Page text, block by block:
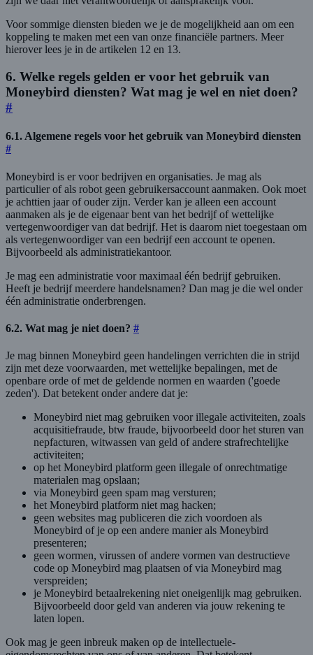
Voor sommige diensten bieden we je de mogelijkheid aan om een
koppeling te maken met een van onze financiële partners. Meer
hierover lees je in de artikelen 12 en 13.
6. Welke regels gelden er voor het gebruik van
Moneybird diensten? Wat mag je wel en niet doen?
#
6.1. Algemene regels voor het gebruik van Moneybird diensten
#
Moneybird is er voor bedrijven en organisaties. Je mag als
particulier of als robot geen gebruikersaccount aanmaken. Ook moet
je achttien jaar of ouder zijn. Verder kan je alleen een account
aanmaken als je de eigenaar bent van het bedrijf of wettelijke
vertegenwoordiger van dat bedrijf. Het is daarom niet toegestaan om
als vertegenwoordiger van een bedrijf een account te openen.
Bijvoorbeeld als administratiekantoor.
Je mag een administratie voor maximaal één bedrijf gebruiken.
Heeft je bedrijf meerdere handelsnamen? Dan mag je die wel onder
één administratie onderbrengen.
6.2. Wat mag je niet doen? #
Je mag binnen Moneybird geen handelingen verrichten die in strijd
zijn met deze voorwaarden, met wettelijke bepalingen, met de
openbare orde of met de geldende normen en waarden ('goede
zeden'). Dat betekent onder andere dat je:
Moneybird niet mag gebruiken voor illegale activiteiten, zoals
acquisitiefraude, btw fraude, bijvoorbeeld door het sturen van
nepfacturen, witwassen van geld of andere strafrechtelijke
activiteiten;
op het Moneybird platform geen illegale of onrechtmatige
materialen mag opslaan;
via Moneybird geen spam mag versturen;
het Moneybird platform niet mag hacken;
geen websites mag publiceren die zich voordoen als
Moneybird of je op een andere manier als Moneybird
presenteren;
geen wormen, virussen of andere vormen van destructieve
code op Moneybird mag plaatsen of via Moneybird mag
verspreiden;
je Moneybird betaalrekening niet oneigenlijk mag gebruiken.
Bijvoorbeeld door geld van anderen via jouw rekening te
laten lopen.
Ook mag je geen inbreuk maken op de intellectuele-